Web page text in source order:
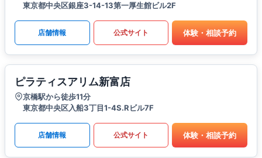
東京都中央区銀座3-14-13第一厚生館ビル2F
店舗情報 公式サイト 体験・相談予約
ピラティスアリム新富店
京橋駅から徒歩11分
東京都中央区入船3丁目1-4S.Rビル7F
店舗情報 公式サイト 体験・相談予約